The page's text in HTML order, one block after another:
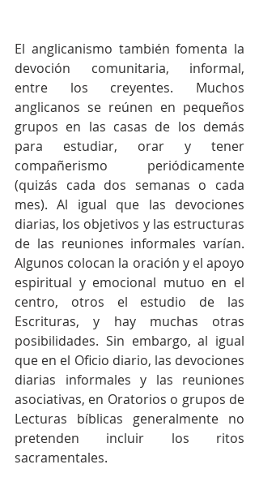
El anglicanismo también fomenta la
devoción comunitaria, informal,
entre los creyentes. Muchos
anglicanos se reúnen en pequeños
grupos en las casas de los demás
para estudiar, orar y tener
compañerismo periódicamente
(quizás cada dos semanas o cada
mes). Al igual que las devociones
diarias, los objetivos y las estructuras
de las reuniones informales varían.
Algunos colocan la oración y el apoyo
espiritual y emocional mutuo en el
centro, otros el estudio de las
Escrituras, y hay muchas otras
posibilidades. Sin embargo, al igual
que en el Oficio diario, las devociones
diarias informales y las reuniones
asociativas, en Oratorios o grupos de
Lecturas bíblicas generalmente no
pretenden incluir los ritos
sacramentales.